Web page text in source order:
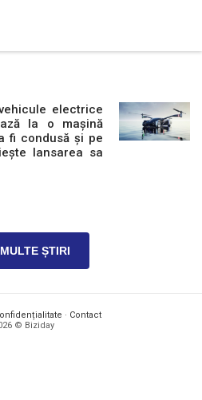
electrice
la o mașină
fi condusă și pe
lansarea sa
ȘTIRI
· Contact
© Biziday